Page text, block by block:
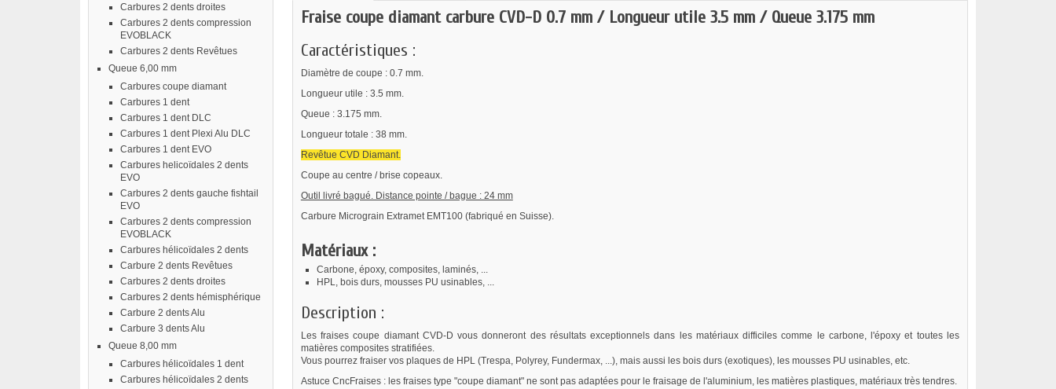
Carbures 2 dents droites
Carbures 2 dents compression
EVOBLACK
Carbures 2 dents Revêtues
Queue 6,00 mm
Carbures coupe diamant
Carbures 1 dent
Carbures 1 dent DLC
Carbures 1 dent Plexi Alu DLC
Carbures 1 dent EVO
Carbures helicoïdales 2 dents
EVO
Carbures 2 dents gauche fishtail
EVO
Carbures 2 dents compression
EVOBLACK
Carbures hélicoïdales 2 dents
Carbure 2 dents Revêtues
Carbures 2 dents droites
Carbures 2 dents hémisphérique
Carbure 2 dents Alu
Carbure 3 dents Alu
Queue 8,00 mm
Carbures hélicoïdales 1 dent
Carbures hélicoïdales 2 dents
Fraise coupe diamant carbure CVD-D 0.7 mm / Longueur utile 3.5 mm / Queue 3.175 mm
Caractéristiques :
Diamètre de coupe : 0.7 mm.
Longueur utile : 3.5 mm.
Queue : 3.175 mm.
Longueur totale : 38 mm.
Revêtue CVD Diamant.
Coupe au centre / brise copeaux.
Outil livré bagué. Distance pointe / bague : 24 mm
Carbure Micrograin Extramet EMT100 (fabriqué en Suisse).
Matériaux :
Carbone, époxy, composites, laminés, ...
HPL, bois durs, mousses PU usinables, ...
Description :
Les fraises coupe diamant CVD-D vous donneront des résultats exceptionnels dans les matériaux difficiles comme le carbone, l'époxy et toutes les
matières composites stratifiées.
Vous pourrez fraiser vos plaques de HPL (Trespa, Polyrey, Fundermax, ...), mais aussi les bois durs (exotiques), les mousses PU usinables, etc.
Astuce CncFraises : les fraises type "coupe diamant" ne sont pas adaptées pour le fraisage de l'aluminium, les matières plastiques, matériaux très tendres.